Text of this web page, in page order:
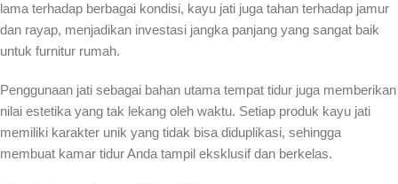
lama terhadap berbagai kondisi, kayu jati juga tahan terhadap jamur
dan rayap, menjadikan investasi jangka panjang yang sangat baik
untuk furnitur rumah.
Penggunaan jati sebagai bahan utama tempat tidur juga memberikan
nilai estetika yang tak lekang oleh waktu. Setiap produk kayu jati
memiliki karakter unik yang tidak bisa diduplikasi, sehingga
membuat kamar tidur Anda tampil eksklusif dan berkelas.